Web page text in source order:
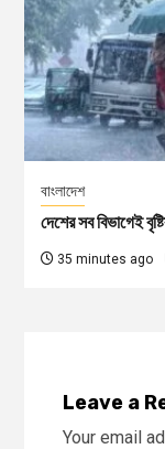
বাংলাদেশ
দেশের সব বিভাগেই
35 minutes ago
Leave a
Your email